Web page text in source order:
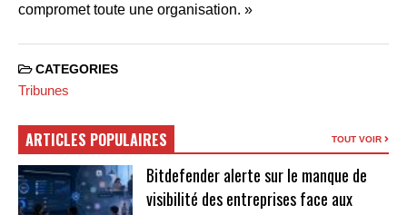
compromet toute une organisation. »
CATEGORIES
Tribunes
ARTICLES POPULAIRES TOUT VOIR
Bitdefender alerte sur le manque de
visibilité des entreprises face aux